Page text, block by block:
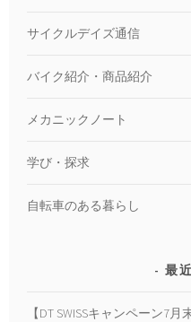
サイクルデイズ通信
バイク紹介・商品紹介
メカニックノート
学び・探求
自転車のある暮らし
最
【DT SWISSキャンペーン7